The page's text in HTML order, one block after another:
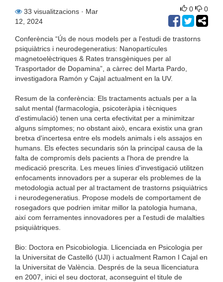
33 visualitzacions · Mar
12, 2024
0 0
Conferència “Ús de nous models per a l'estudi de trastorns
psiquiàtrics i neurodegeneratius: Nanopartícules
magnetoelèctriques & Rates transgèniques per al
Trasportador de Dopamina”, a càrrec del Marta Pardo,
investigadora Ramón y Cajal actualment en la UV.
Resum de la conferència: Els tractaments actuals per a la
salut mental (farmacologia, psicoteràpia i tècniques
d'estimulació) tenen una certa efectivitat per a minimitzar
alguns símptomes; no obstant això, encara existix una gran
bretxa d'incertesa entre els models animals i els assajos en
humans. Els efectes secundaris són la principal causa de la
falta de compromís dels pacients a l'hora de prendre la
medicació prescrita. Les meues línies d'investigació utilitzen
enfocaments innovadors per a superar els problemes de la
metodologia actual per al tractament de trastorns psiquiàtrics
i neurodegeneratius. Propose models de comportament de
rosegadors que podrien imitar millor la patologia humana,
així com ferramentes innovadores per a l'estudi de malalties
psiquiàtriques.
Bio: Doctora en Psicobiologia. Llicenciada en Psicologia per
la Universitat de Castelló (UJI) i actualment Ramon I Cajal en
la Universitat de València. Després de la seua llicenciatura
en 2007, inici el seu doctorat, aconseguint el titule de